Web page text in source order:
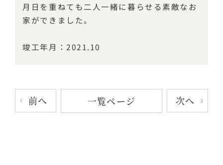
月日を重ねても二人一緒に暮らせる素敵なお
家ができました。
竣工年月：2021.10
前へ 一覧ページ 次へ